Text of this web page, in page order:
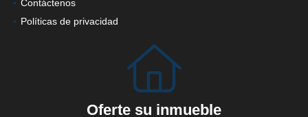
Contáctenos
Políticas de privacidad
Oferte su inmueble